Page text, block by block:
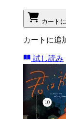
カート
カートに追
試し読み